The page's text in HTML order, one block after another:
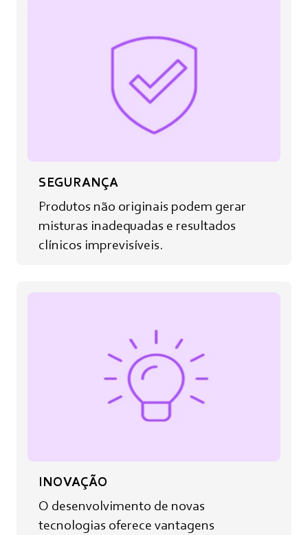
SEGURANÇA
Produtos não originais podem gerar
misturas inadequadas e resultados
clínicos imprevisíveis.
INOVAÇÃO
O desenvolvimento de novas
tecnologias oferece vantagens